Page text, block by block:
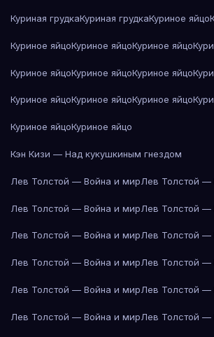
Куриная грудкаКуриная грудкаКуриное яйцо
Куриное яйцоКуриное яйцоКуриное яйцо
Куриное яйцоКуриное яйцоКуриное яйцо
Куриное яйцоКуриное яйцоКуриное яйцо
Куриное яйцоКуриное яйцо
Кэн Кизи — Над кукушкиным гнездом
Лев Толстой — Война и мирЛев Толстой —
Лев Толстой — Война и мирЛев Толстой —
Лев Толстой — Война и мирЛев Толстой —
Лев Толстой — Война и мирЛев Толстой —
Лев Толстой — Война и мирЛев Толстой —
Лев Толстой — Война и мирЛев Толстой —